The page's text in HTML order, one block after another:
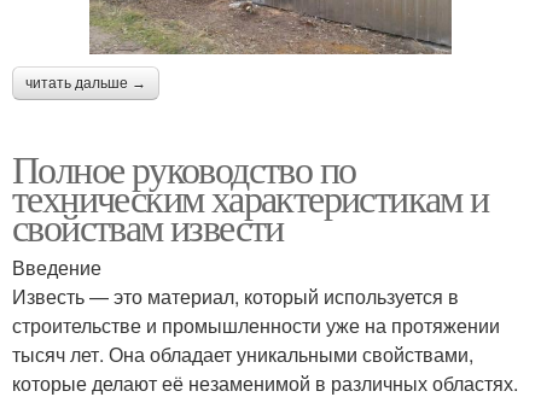
читать дальше →
Полное руководство по
техническим характеристикам и
свойствам извести
Введение
Известь — это материал, который используется в
строительстве и промышленности уже на протяжении
тысяч лет. Она обладает уникальными свойствами,
которые делают её незаменимой в различных областях.